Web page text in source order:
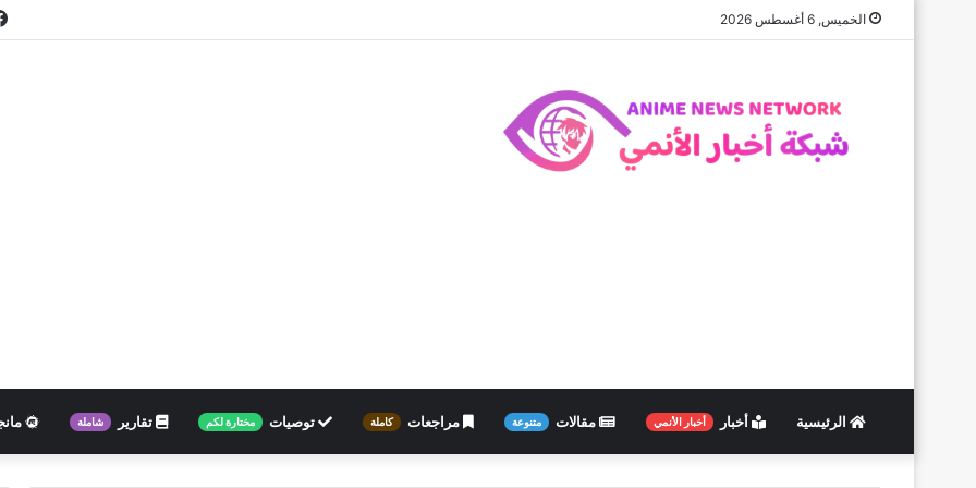
الخميس, 6 أغسطس 2026
الرئيسية أخبار أخبار الأنمي مقالات متنوعة مراجعات كاملة توصيات مختارة لكم تقارير شاملة